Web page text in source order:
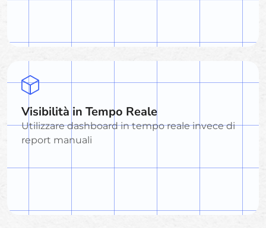
Visibilità in Tempo Reale
Utilizzare dashboard in tempo reale invece di
report manuali